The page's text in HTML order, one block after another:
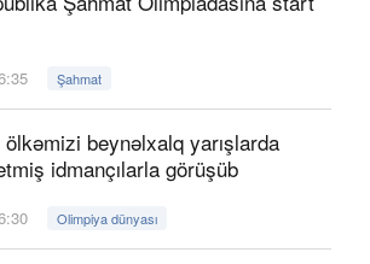
Şahmat
ölkəmizi beynəlxalq yarışlarda
idmançılarla görüşüb
Olimpiya dünyası